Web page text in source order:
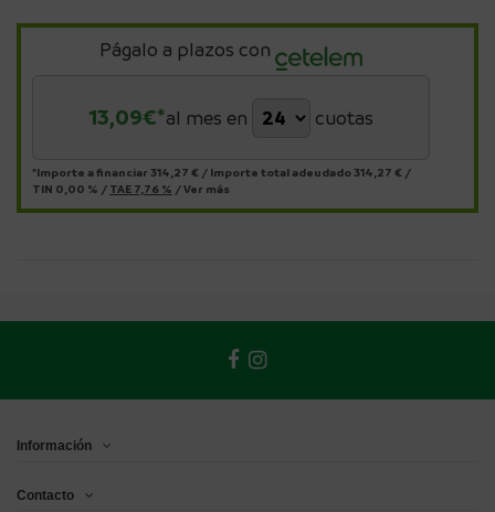
Págalo a plazos con
13,09€*al mes en cuotas
*Importe a financiar 314,27 € / Importe total adeudado314,27 € /
TIN 0,00 % / TAE 7,76 % /Ver más
Información
Contacto